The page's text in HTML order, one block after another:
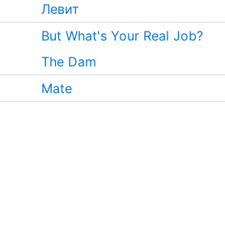
Левит
But What's Your Real Job?
The Dam
Mate